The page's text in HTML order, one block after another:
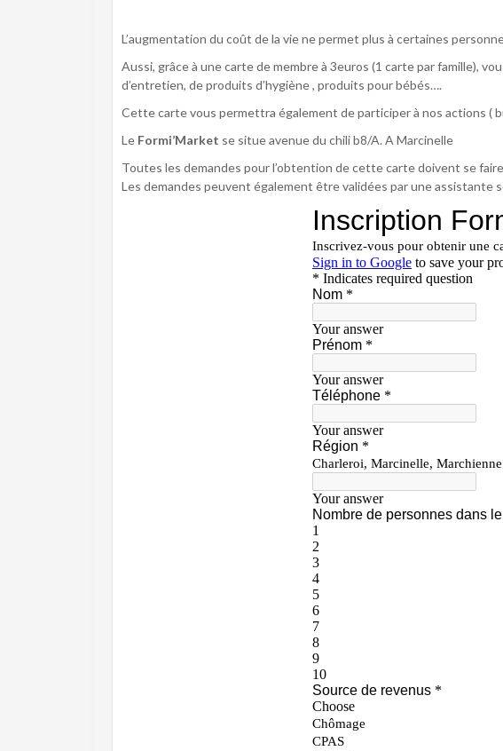
L’augmentation du coût de la vie ne permet plus à certaines
Aussi, grâce à une carte de membre à 3euros (1 carte par famille),
d’entretien, de produits d’hygiène , produits pour bébés….
Cette carte vous permettra également de participer à nos actions (
Le Formi’Market se situe avenue du chili b8/A. A Marcinelle
Toutes les demandes pour l’obtention de cette carte doivent se
Les demandes peuvent également être validées par une assistante